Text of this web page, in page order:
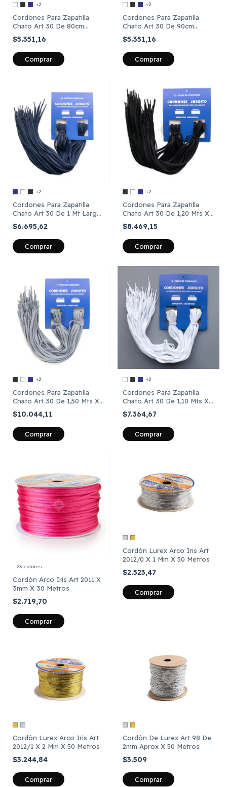
+2
Cordones Para Zapatilla
Chato Art 30 De 80cm
Largo X12 Pares
$5.351,16
Comprar
+2
Cordones Para Zapatilla
Chato Art 30 De 90cm
Largo X12 Pares
$5.351,16
Comprar
+2
Cordones Para Zapatilla
Chato Art 30 De 1 Mt Largo
X12 Pares
$6.695,62
Comprar
+2
Cordones Para Zapatilla
Chato Art 30 De 1,20 Mts X
12 Pares
$8.469,15
Comprar
+2
Cordones Para Zapatilla
Chato Art 30 De 1,50 Mts X
12 Pares
$10.044,11
Comprar
+2
Cordones Para Zapatilla
Chato Art 30 De 1,10 Mts X
12 Pares
$7.364,67
Comprar
23 colores
Cordón Arco Iris Art 2011 X
3mm X 30 Metros
$2.719,70
Comprar
Cordón Lurex Arco Iris Art
2012/0 X 1 Mm X 50 Metros
$2.523,47
Comprar
Cordón Lurex Arco Iris Art
2012/1 X 2 Mm X 50 Metros
$3.244,84
Comprar
Cordón De Lurex Art 98 De
2mm Aprox X 50 Metros
$3.509
Comprar